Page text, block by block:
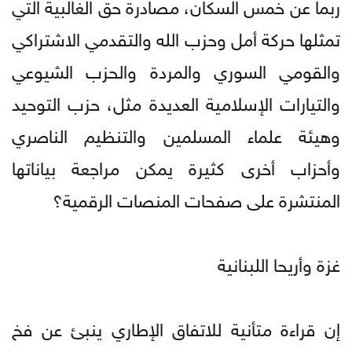
تمثلها حركة أمل وحزب الله والتقدمي الاشتراكي
والقومي السوري والمردة والحزب الشيوعي
والتيارات الإسلامية العديدة مثل، حزب التوحيد
وهيئة علماء المسلمين والتنظيم الناصري
وأحزاب أخرى كثيرة يمكن مراجعة بياناتها
المنتشرة على صفحات المنصات الرقمية؟
غزة وأريحا اللبنانية
إن قراءة متأنية للاتفاق الإطاري ينبئ عن فخ